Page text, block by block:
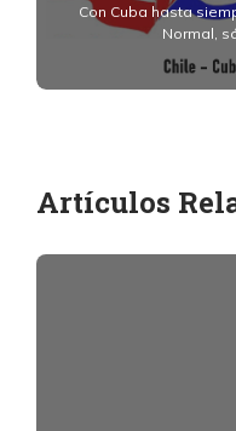
Con Cuba hasta
Normal,
Artículos